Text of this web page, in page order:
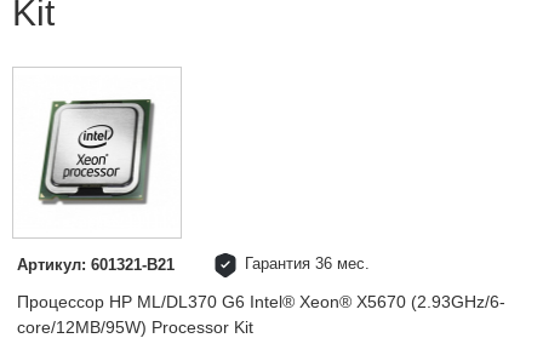
Kit
Артикул: 601321-B21 Гарантия 36 мес.
Процессор HP ML/DL370 G6 Intel® Xeon® X5670 (2.93GHz/6-
core/12MB/95W) Processor Kit